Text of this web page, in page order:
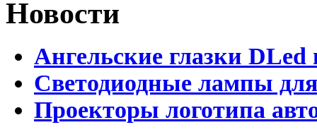
Новости
Ангельские глазки DLed
Светодиодные лампы
Проекторы логотипа